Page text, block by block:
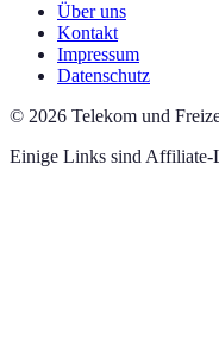
Über uns
Kontakt
Impressum
Datenschutz
© 2026 Telekom und
Einige Links sind Affiliate-